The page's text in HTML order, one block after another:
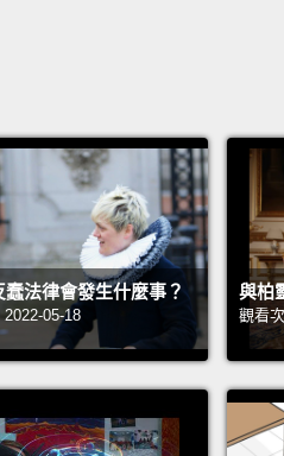
法律會發生什麼事？
05-18
與柏
觀看